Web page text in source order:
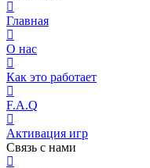
Главная
О нас
Как это работает
F.A.Q
Активация игр
Связь с нами